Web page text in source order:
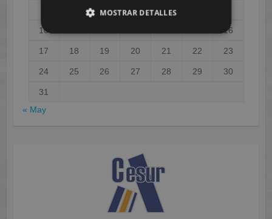
5 6 7
10 16
17 18 19 20 21 22 23
24 25 26 27 28 29 30
31
« May
MOSTRAR DETALLES